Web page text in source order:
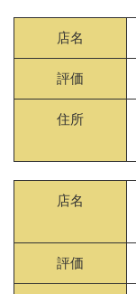
店名
評価
住所
店名
評価